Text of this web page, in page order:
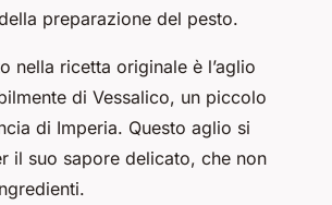
preparazione del pesto.
nella ricetta originale è l’aglio
di Vessalico, un piccolo
di Imperia. Questo aglio si
il suo sapore delicato, che non